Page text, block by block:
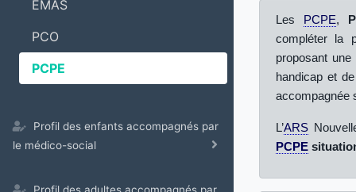
EMAS
PCO
PCPE
Profil des enfants accompagnés par
le médico-social
Les PCPE,
compléter la
proposant
handicap et
accompagnée
L’ARS
PCPE